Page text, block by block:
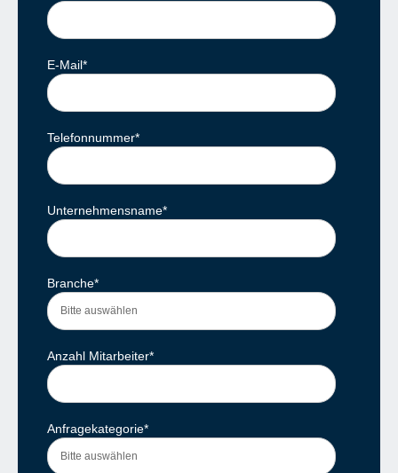
E-Mail*
Telefonnummer*
Unternehmensname*
Branche*
Anzahl Mitarbeiter*
Anfragekategorie*